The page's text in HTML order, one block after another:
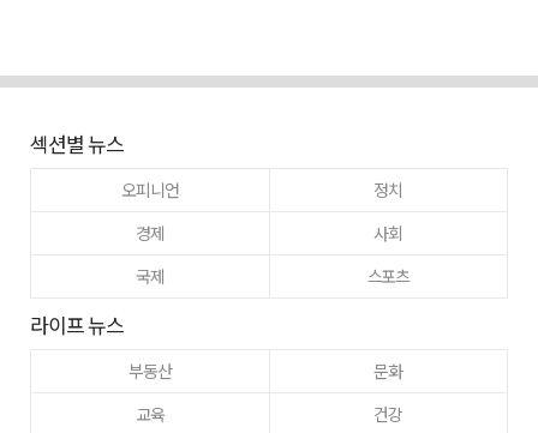
섹션별 뉴스
오피니언
정치
경제
사회
국제
스포츠
라이프 뉴스
부동산
문화
교육
건강